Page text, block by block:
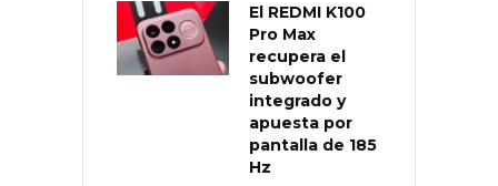
El REDMI K100
Pro Max
recupera el
subwoofer
integrado y
apuesta por
pantalla de 185
Hz